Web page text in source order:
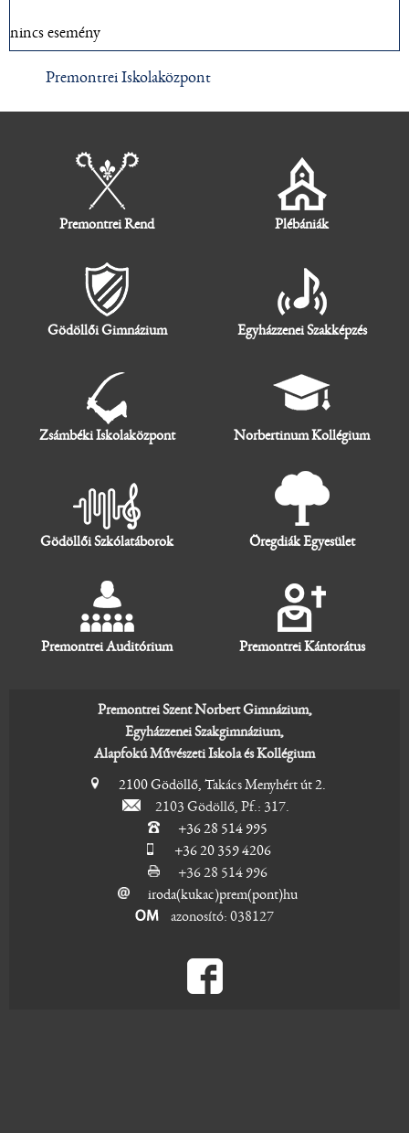
nincs esemény
Premontrei Iskolaközpont
Premontrei Rend Plébániák
Gödöllői Gimnázium Egyházzenei Szakképzés
Zsámbéki Iskolaközpont Norbertinum Kollégium
Gödöllői Szkólatáborok Öregdiák Egyesület
Premontrei Auditórium Premontrei Kántorátus
Premontrei Szent Norbert Gimnázium,
Egyházzenei Szakgimnázium,
Alapfokú Művészeti Iskola és Kollégium
2100 Gödöllő, Takács Menyhért út 2.
2103 Gödöllő, Pf.: 317.
+36 28 514 995
+36 20 359 4206
+36 28 514 996
iroda(kukac)prem(pont)hu
azonosító: 038127